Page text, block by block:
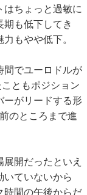
はちょっと過敏に
期も低下してき
もやや低下。
でユーロドルが
ともポジション
ーがリードする形
のところまで進
開だったといえ
いていないから
時間の午後からだ